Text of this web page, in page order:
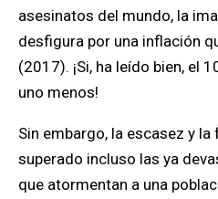
asesinatos del mundo, la
desfigura por una inflación
(2017). ¡Si, ha leído bien, el
uno menos!
Sin embargo, la escasez y la falta de insumos ha
superado incluso las ya
que atormentan a una